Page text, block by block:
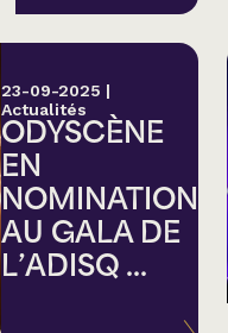
23-09-2025 |
Actualités
ODYSCÈNE
EN
NOMINATION
AU GALA DE
L’ADISQ ...